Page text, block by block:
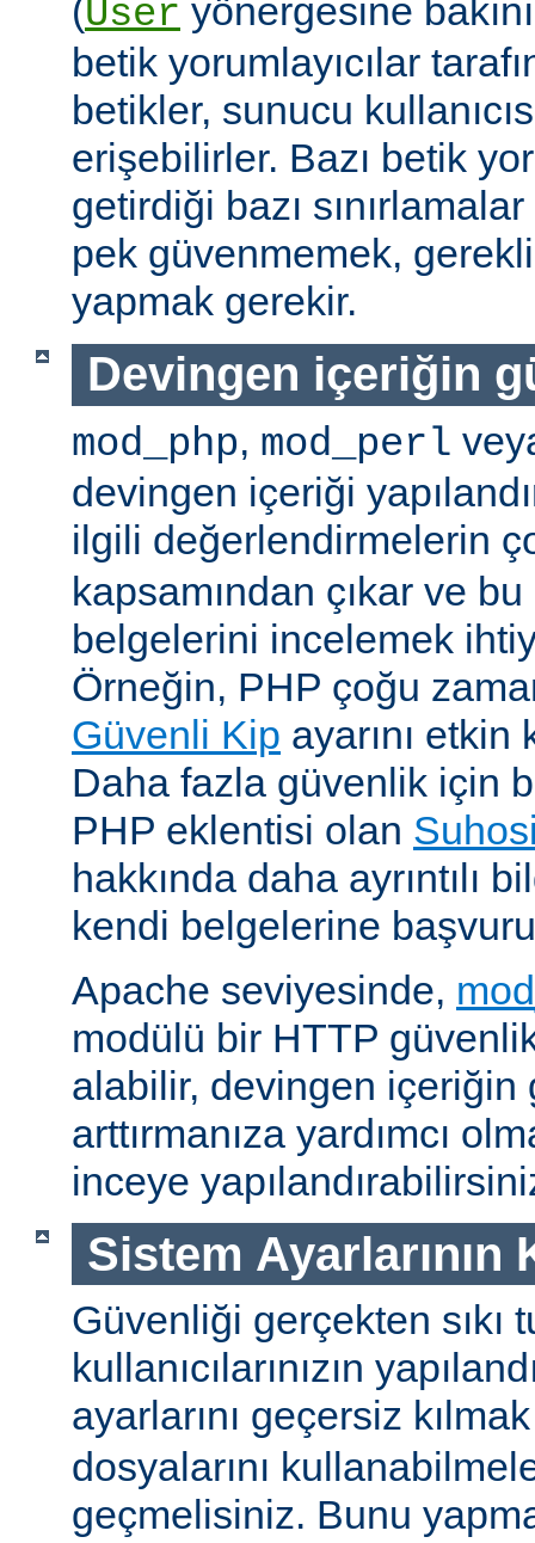
(User yönergesine
betik yorumlayıcılar
betikler, sunucu
erişebilirler. Bazı betik
getirdiği bazı
pek güvenmemek,
yapmak gerekir.
Devingen içeriğin
mod_php, mod_perl
devingen içeriği
ilgili değerlendirmelerin
kapsamından çıkar ve
belgelerini incelemek
Örneğin, PHP çoğu
Güvenli Kip ayarını etkin
Daha fazla güvenlik için
PHP eklentisi olan
hakkında daha ayrıntılı
kendi belgelerine
Apache seviyesinde,
modülü bir HTTP
alabilir, devingen içeriğin
arttırmanıza yardımcı
inceye
Sistem Ayarlarının
Güvenliği gerçekten sıkı
kullanıcılarınızın
ayarlarını geçersiz
dosyalarını
geçmelisiniz. Bunu